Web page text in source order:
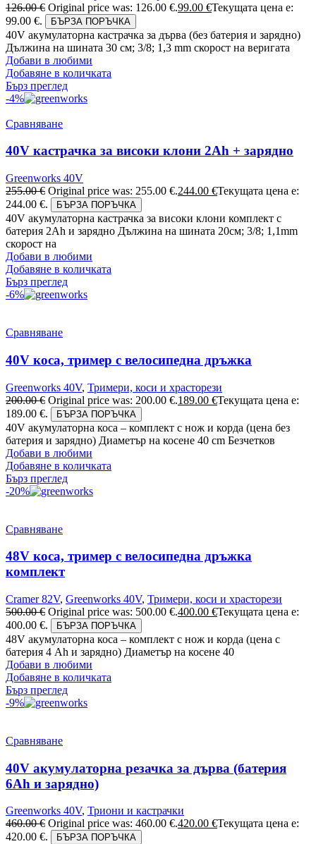
126.00€ Original price was: 126.00 €.99.00 €Текущата цена е:
99.00 €.
БЪРЗА ПОРЪЧКА
40V акумулаторна кастрачка за дърва (без батерия и зарядно)
Дължина на шината 30 см; 3/8; 1,3 mm скорост на веригата
Добави в любими
Добавяне в количката
Бърз преглед
-4%
Сравняване
40V кастрачка за високи клони 2Ah + зарядно
Greenworks 40V
255.00€ Original price was: 255.00 €.244.00 €Текущата цена е:
244.00 €.
БЪРЗА ПОРЪЧКА
40V акумулаторна кастрачка за високи клони комплект с
батерия 2Ah и зарядно Дължина на шината 20см; 3/8; 1,1mm
скорост на
Добави в любими
Добавяне в количката
Бърз преглед
-6%
Сравняване
40V коса, тример с велосипедна дръжка
Greenworks 40V, Тримери, коси и храсторези
200.00€ Original price was: 200.00 €.189.00 €Текущата цена е:
189.00 €.
БЪРЗА ПОРЪЧКА
40V акумулаторна коса – комплект с нож и корда (цена без
батерия и зарядно) Диаметър на косене 40 cm Безчетков
Добави в любими
Добавяне в количката
Бърз преглед
-20%
Сравняване
48V коса, тример с велосипедна дръжка
комплект
Cramer 82V, Greenworks 40V, Тримери, коси и храсторези
500.00€ Original price was: 500.00 €.400.00 €Текущата цена е:
400.00 €.
БЪРЗА ПОРЪЧКА
48V акумулаторна коса – комплект с нож и корда (цена с
батерия 4 Ah и зарядно) Диаметър на косене 40
Добави в любими
Добавяне в количката
Бърз преглед
-9%
Сравняване
40V акумулаторна резачка за дърва (батерия
6Аh и зарядно)
Greenworks 40V, Триони и кастрачки
460.00€ Original price was: 460.00 €.420.00 €Текущата цена е:
420.00 €.
БЪРЗА ПОРЪЧКА